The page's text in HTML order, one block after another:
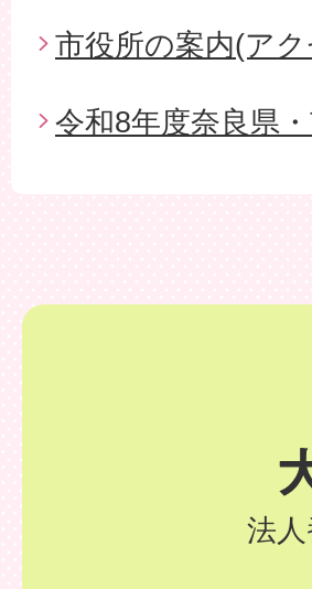
市役所の案内(ア
令和8年度奈良県
法